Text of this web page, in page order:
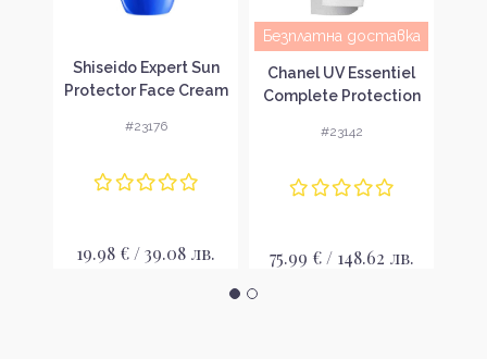
Shiseido Expert Sun
Protector Face Cream
Слънцезащитен
#23176
19.98 € / 39.08 лв.
Безплатна доставка
Chanel UV Essentiel
Complete Protection
Слънцезащитен гел
#23142
75.99 € / 148.62 лв.